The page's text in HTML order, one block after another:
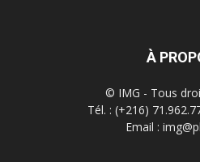
À
© IMG - Tous
Tél. : (+216)
Email :